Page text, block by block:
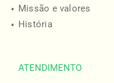
Missão e valores
História
ATENDIMENTO